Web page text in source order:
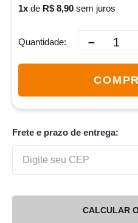
1 de R$ 8,90 sem juros
Quantidade －
Frete e prazo de entrega:
CALCULAR